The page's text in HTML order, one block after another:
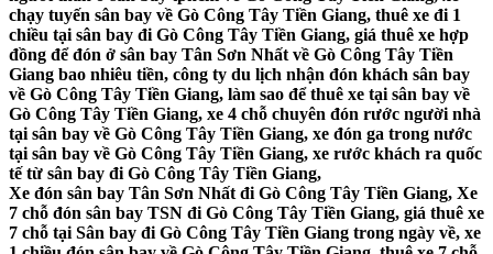
chạy tuyến sân bay về Gò Công Tây Tiền Giang, thuê xe đi 1
chiều tại sân bay đi Gò Công Tây Tiền Giang, giá thuê xe hợp
đồng để đón ở sân bay Tân Sơn Nhất về Gò Công Tây Tiền
Giang bao nhiêu tiền, công ty du lịch nhận đón khách sân bay
về Gò Công Tây Tiền Giang, làm sao để thuê xe tại sân bay về
Gò Công Tây Tiền Giang, xe 4 chỗ chuyên đón rước người nhà
tại sân bay về Gò Công Tây Tiền Giang, xe đón ga trong nước
tại sân bay về Gò Công Tây Tiền Giang, xe rước khách ra quốc
tế từ sân bay đi Gò Công Tây Tiền Giang,
Xe đón sân bay Tân Sơn Nhất đi Gò Công Tây Tiền Giang, Xe
7 chỗ đón sân bay TSN đi Gò Công Tây Tiền Giang, giá thuê xe
7 chỗ tại Sân bay đi Gò Công Tây Tiền Giang trong ngày về, xe